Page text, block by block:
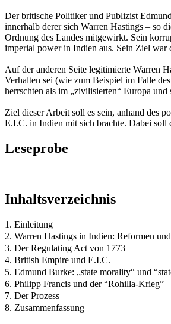
Der britische Politiker und Publizist
innerhalb derer sich Warren Hastings – so
Ordnung des Landes mitgewirkt. Sein
imperial power in Indien aus. Sein Ziel
Auf der anderen Seite legitimierte Warren
Verhalten sei (wie zum Beispiel im Falle
herrschten als im „zivilisierten“ Europa
Ziel dieser Arbeit soll es sein, anhand des
E.I.C. in Indien mit sich brachte. Dabei soll
Leseprobe
Inhaltsverzeichnis
1. Einleitung
2. Warren Hastings in Indien: Reformen
3. Der Regulating Act von 1773
4. British Empire und E.I.C.
5. Edmund Burke: „state morality“ und
6. Philipp Francis und der “Rohilla-Krieg”
7. Der Prozess
8. Zusammenfassung